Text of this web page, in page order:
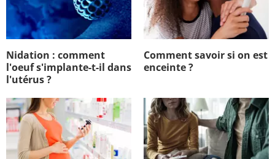
Nidation : comment
l'oeuf s'implante-t-il dans
l'utérus ?
Comment savoir si on est
enceinte ?